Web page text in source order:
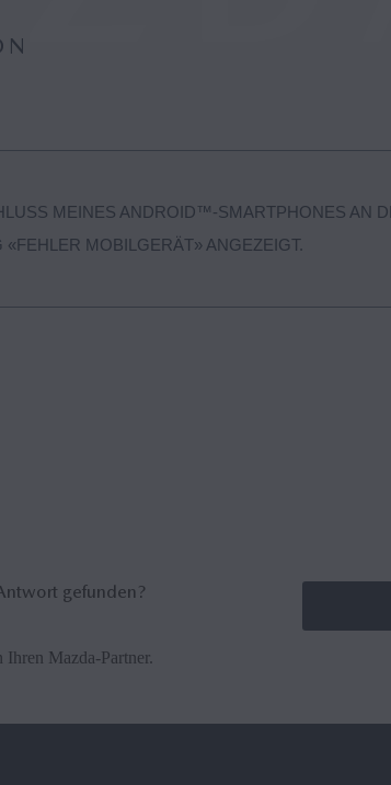
MEINES ANDROID™-SMARTPHONES AN
MOBILGERÄT» ANGEZEIGT.
gefunden?
Ihren Mazda-Partner.